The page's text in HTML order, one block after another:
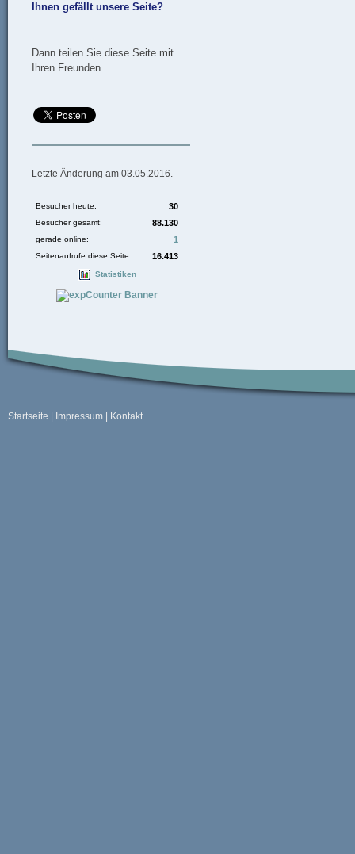
Ihnen gefällt unsere Seite?
Dann teilen Sie diese Seite mit
Ihren Freunden...
Letzte Änderung am 03.05.2016.
Besucher heute: 30
Besucher gesamt: 88.130
gerade online: 1
Seitenaufrufe diese Seite: 16.413
Statistiken
Startseite Impressum Kontakt